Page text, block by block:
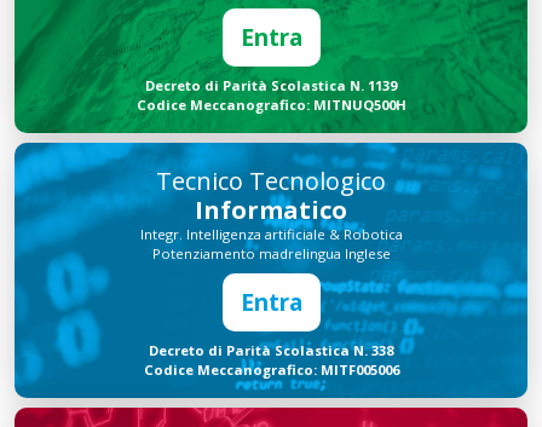
Entra
Decreto di Parità Scolastica N. 1139
Codice Meccanografico: MITNUQ500H
Tecnico Tecnologico
Informatico
Integr. Intelligenza artificiale & Robotica
Potenziamento madrelingua Inglese
Entra
Decreto di Parità Scolastica N. 338
Codice Meccanografico: MITF005006